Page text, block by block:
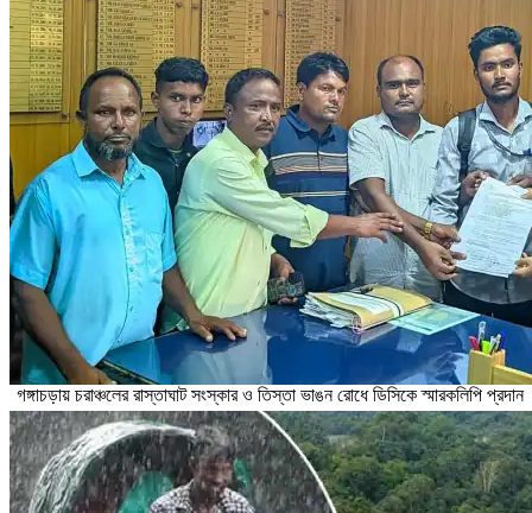
গঙ্গাচড়ায় চরাঞ্চলের রাস্তাঘাট সংস্কার ও তিস্তা ভাঙন রোধে ডিসিকে স্মারকলিপি প্রদান